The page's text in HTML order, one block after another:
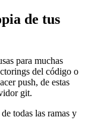
de tus
para muchas
del código o
push, de estas
git.
todas las ramas y